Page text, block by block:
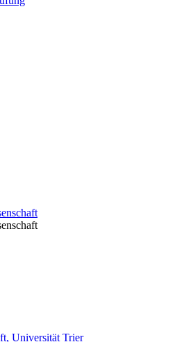
Universität Trier